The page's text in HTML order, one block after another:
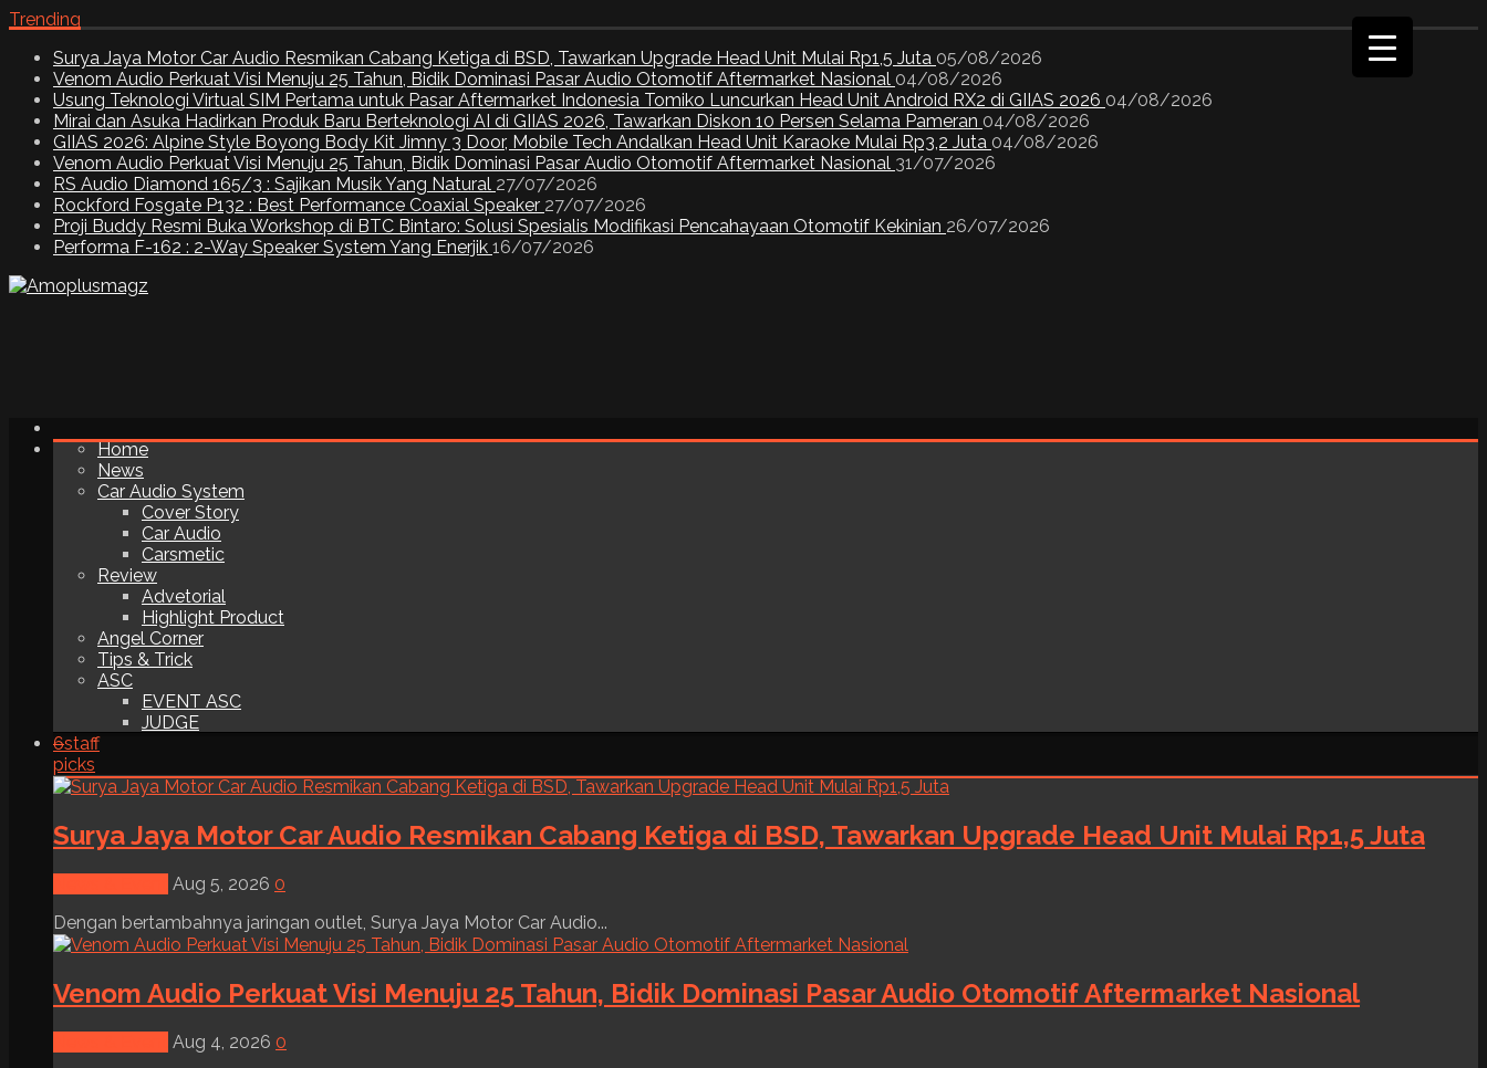
Trending
Surya Jaya Motor Car Audio Resmikan Cabang Ketiga di BSD, Tawarkan Upgrade Head Unit Mulai Rp1,5 Juta 05/08/2026
Venom Audio Perkuat Visi Menuju 25 Tahun, Bidik Dominasi Pasar Audio Otomotif Aftermarket Nasional 04/08/2026
Usung Teknologi Virtual SIM Pertama untuk Pasar Aftermarket Indonesia Tomiko Luncurkan Head Unit Android RX2 di GIIAS 2026 04/08/2026
Mirai dan Asuka Hadirkan Produk Baru Berteknologi AI di GIIAS 2026, Tawarkan Diskon 10 Persen Selama Pameran 04/08/2026
GIIAS 2026: Alpine Style Boyong Body Kit Jimny 3 Door, Mobile Tech Andalkan Head Unit Karaoke Mulai Rp3,2 Juta 04/08/2026
Venom Audio Perkuat Visi Menuju 25 Tahun, Bidik Dominasi Pasar Audio Otomotif Aftermarket Nasional 31/07/2026
RS Audio Diamond 165/3 : Sajikan Musik Yang Natural 27/07/2026
Rockford Fosgate P132 : Best Performance Coaxial Speaker 27/07/2026
Proji Buddy Resmi Buka Workshop di BTC Bintaro: Solusi Spesialis Modifikasi Pencahayaan Otomotif Kekinian 26/07/2026
Performa F-162 : 2-Way Speaker System Yang Enerjik 16/07/2026
Home
News
Car Audio System
Cover Story
Car Audio
Carsmetic
Review
Advetorial
Highlight Product
Angel Corner
Tips & Trick
ASC
EVENT ASC
JUDGE
6staff
picks
Surya Jaya Motor Car Audio Resmikan Cabang Ketiga di BSD, Tawarkan Upgrade Head Unit Mulai Rp1,5 Juta
Aug 5, 2026 0
Dengan bertambahnya jaringan outlet, Surya Jaya Motor Car Audio...
Venom Audio Perkuat Visi Menuju 25 Tahun, Bidik Dominasi Pasar Audio Otomotif Aftermarket Nasional
Aug 4, 2026 0